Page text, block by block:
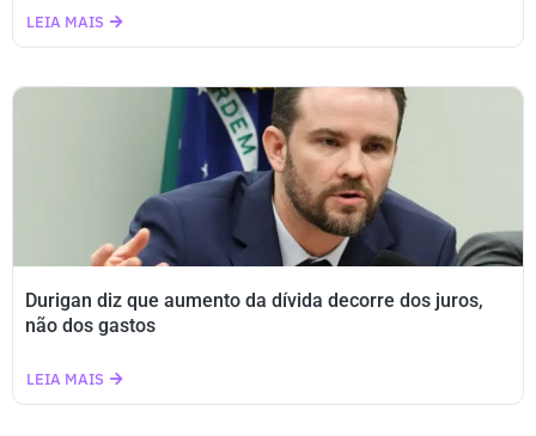
LEIA MAIS
Durigan diz que aumento da dívida decorre dos juros,
não dos gastos
LEIA MAIS